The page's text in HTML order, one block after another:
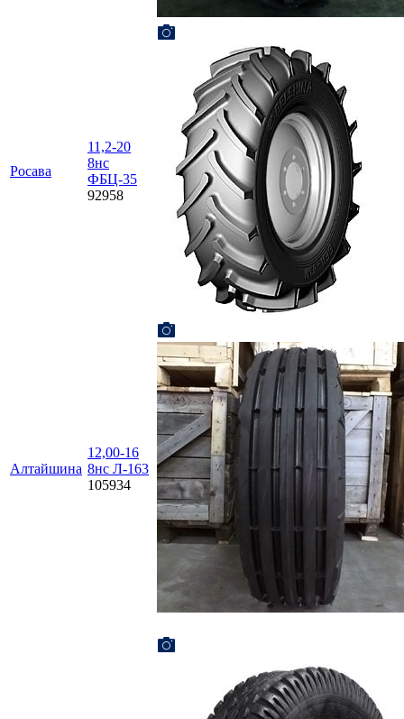
Росава
11,2-20
8нс
ФБЦ-35
92958
Алтайшина
12,00-16
8нc Л-163
105934